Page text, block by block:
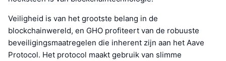
Veiligheid is van het grootste belang in de
blockchainwereld, en GHO profiteert van de robuuste
beveiligingsmaatregelen die inherent zijn aan het Aave
Protocol. Het protocol maakt gebruik van slimme